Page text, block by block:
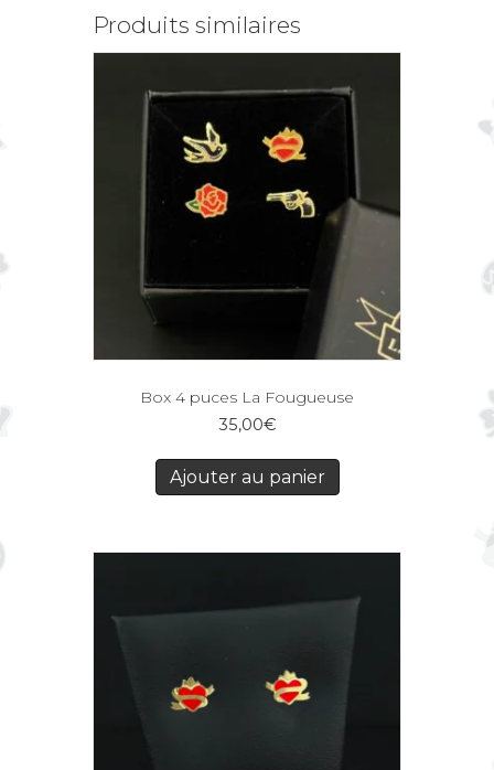
Produits similaires
Box 4 puces La Fougueuse
35,00€
Ajouter au panier